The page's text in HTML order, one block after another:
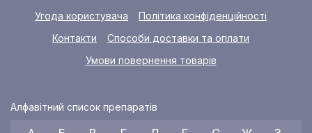
Угода користувача
Політика конфіденційності
Контакти
Способи доставки та оплати
Умови повернення товарів
Алфавітний список препаратів